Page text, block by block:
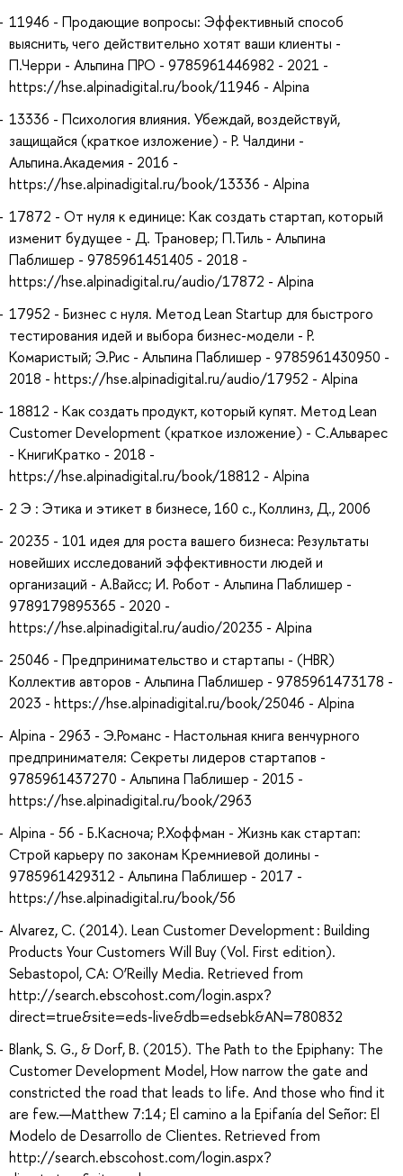
11946 - Продающие вопросы: Эффективный способ
выяснить, чего действительно хотят ваши клиенты -
П.Черри - Альпина ПРО - 9785961446982 - 2021 -
https://hse.alpinadigital.ru/book/11946 - Alpina
13336 - Психология влияния. Убеждай, воздействуй,
защищайся (краткое изложение) - Р. Чалдини -
Альпина.Академия - 2016 -
https://hse.alpinadigital.ru/book/13336 - Alpina
17872 - От нуля к единице: Как создать стартап, который
изменит будущее - Д. Трановер; П.Тиль - Альпина
Паблишер - 9785961451405 - 2018 -
https://hse.alpinadigital.ru/audio/17872 - Alpina
17952 - Бизнес с нуля. Метод Lean Startup для быстрого
тестирования идей и выбора бизнес-модели - Р.
Комаристый; Э.Рис - Альпина Паблишер - 9785961430950 -
2018 - https://hse.alpinadigital.ru/audio/17952 - Alpina
18812 - Как создать продукт, который купят. Метод Lean
Customer Development (краткое изложение) - С.Альварес
- КнигиКратко - 2018 -
https://hse.alpinadigital.ru/book/18812 - Alpina
2 Э : Этика и этикет в бизнесе, 160 с., Коллинз, Д., 2006
20235 - 101 идея для роста вашего бизнеса: Результаты
новейших исследований эффективности людей и
организаций - А.Вайсc; И. Робот - Альпина Паблишер -
9789179895365 - 2020 -
https://hse.alpinadigital.ru/audio/20235 - Alpina
25046 - Предпринимательство и стартапы - (HBR)
Коллектив авторов - Альпина Паблишер - 9785961473178 -
2023 - https://hse.alpinadigital.ru/book/25046 - Alpina
Alpina - 2963 - Э.Романс - Настольная книга венчурного
предпринимателя: Секреты лидеров стартапов -
9785961437270 - Альпина Паблишер - 2015 -
https://hse.alpinadigital.ru/book/2963
Alpina - 56 - Б.Касноча; Р.Хоффман - Жизнь как стартап:
Строй карьеру по законам Кремниевой долины -
9785961429312 - Альпина Паблишер - 2017 -
https://hse.alpinadigital.ru/book/56
Alvarez, C. (2014). Lean Customer Development : Building
Products Your Customers Will Buy (Vol. First edition).
Sebastopol, CA: O’Reilly Media. Retrieved from
http://search.ebscohost.com/login.aspx?
direct=true&site=eds-live&db=edsebk&AN=780832
Blank, S. G., & Dorf, B. (2015). The Path to the Epiphany: The
Customer Development Model, How narrow the gate and
constricted the road that leads to life. And those who find it
are few.—Matthew 7:14 ; El camino a la Epifanía del Señor: El
Modelo de Desarrollo de Clientes. Retrieved from
http://search.ebscohost.com/login.aspx?